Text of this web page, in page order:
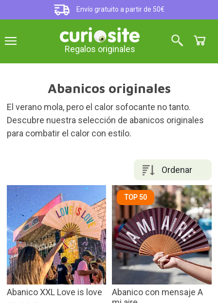
Envío gratuito a partir de 50€
Regalos originales
Abanicos originales
El verano mola, pero el calor sofocante no tanto.
Descubre nuestra selección de abanicos originales
para combatir el calor con estilo.
Ordenar
Abanico XXL Love is love
TOP 50
Abanico con mensaje A